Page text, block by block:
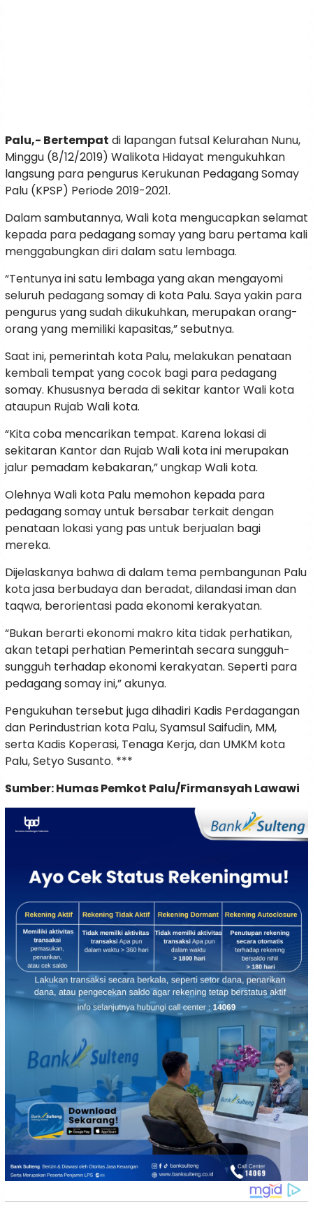
Palu,- Bertempat di lapangan futsal Kelurahan Nunu,
Minggu (8/12/2019) Walikota Hidayat mengukuhkan
langsung para pengurus Kerukunan Pedagang Somay
Palu (KPSP) Periode 2019-2021.
Dalam sambutannya, Wali kota mengucapkan selamat
kepada para pedagang somay yang baru pertama kali
menggabungkan diri dalam satu lembaga.
“Tentunya ini satu lembaga yang akan mengayomi
seluruh pedagang somay di kota Palu. Saya yakin para
pengurus yang sudah dikukuhkan, merupakan orang-
orang yang memiliki kapasitas,” sebutnya.
Saat ini, pemerintah kota Palu, melakukan penataan
kembali tempat yang cocok bagi para pedagang
somay. Khususnya berada di sekitar kantor Wali kota
ataupun Rujab Wali kota.
“Kita coba mencarikan tempat. Karena lokasi di
sekitaran Kantor dan Rujab Wali kota ini merupakan
jalur pemadam kebakaran,” ungkap Wali kota.
Olehnya Wali kota Palu memohon kepada para
pedagang somay untuk bersabar terkait dengan
penataan lokasi yang pas untuk berjualan bagi
mereka.
Dijelaskanya bahwa di dalam tema pembangunan Palu
kota jasa berbudaya dan beradat, dilandasi iman dan
taqwa, berorientasi pada ekonomi kerakyatan.
“Bukan berarti ekonomi makro kita tidak perhatikan,
akan tetapi perhatian Pemerintah secara sungguh-
sungguh terhadap ekonomi kerakyatan. Seperti para
pedagang somay ini,” akunya.
Pengukuhan tersebut juga dihadiri Kadis Perdagangan
dan Perindustrian kota Palu, Syamsul Saifudin, MM,
serta Kadis Koperasi, Tenaga Kerja, dan UMKM kota
Palu, Setyo Susanto. ***
Sumber: Humas Pemkot Palu/Firmansyah Lawawi